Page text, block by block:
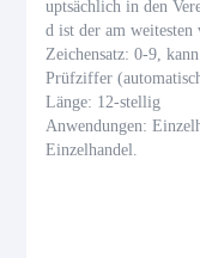
uptsächlich in den
d ist der am weitesten
Zeichensatz: 0-9,
Prüfziffer
Länge: 12-stellig
Anwendungen:
Einzelhandel.